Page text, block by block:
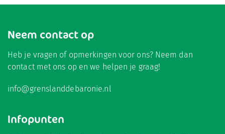
Neem contact op
Heb je vragen of opmerkingen voor ons? Neem dan
contact met ons op en we helpen je graag!
info@grenslanddebaronie.nl
Infopunten